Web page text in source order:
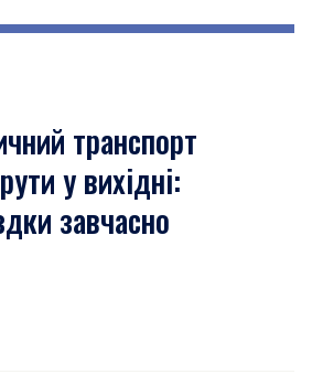
транспорт
у вихідні:
завчасно